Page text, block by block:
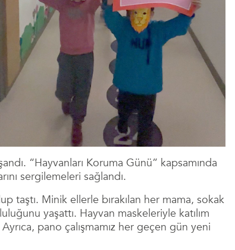
“Hayvanları Koruma Günü” kapsamında
sergilemeleri sağlandı.
taştı. Minik ellerle bırakılan her mama, sokak
yaşattı. Hayvan maskeleriyle katılım
pano çalışmamız her geçen gün yeni